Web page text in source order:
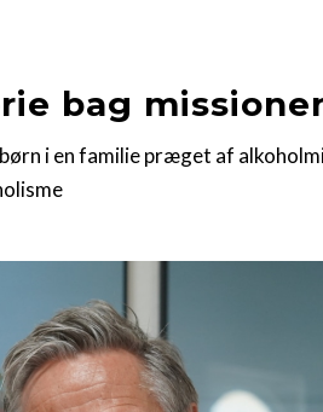
bag
i en familie præget af